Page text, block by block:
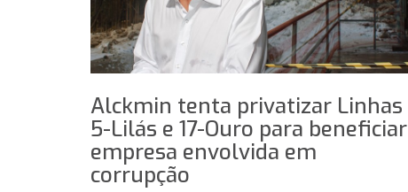
Alckmin tenta privatizar Linhas
5-Lilás e 17-Ouro para beneficiar
empresa envolvida em
corrupção